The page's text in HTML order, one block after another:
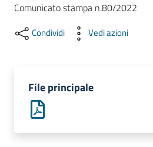
lavoro
Innovazione
Internazionalizzazione
Comunicato stampa n.80/2022
Condividi Vedi azioni
File principale